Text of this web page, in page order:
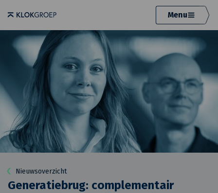
Menu
Nieuwsoverzicht
Generatiebrug: complementair